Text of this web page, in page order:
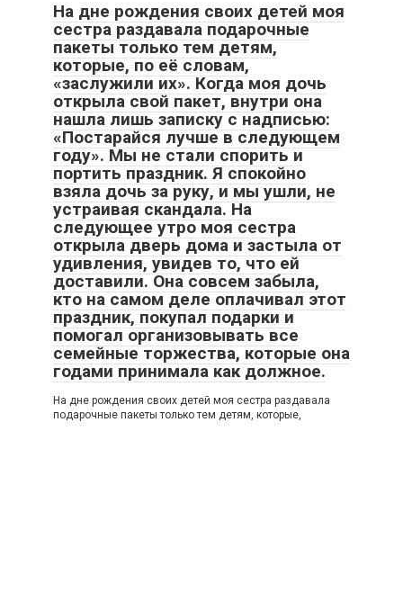
На дне рождения своих детей моя
сестра раздавала подарочные
пакеты только тем детям,
которые, по её словам,
«заслужили их». Когда моя дочь
открыла свой пакет, внутри она
нашла лишь записку с надписью:
«Постарайся лучше в следующем
году». Мы не стали спорить и
портить праздник. Я спокойно
взяла дочь за руку, и мы ушли, не
устраивая скандала. На
следующее утро моя сестра
открыла дверь дома и застыла от
удивления, увидев то, что ей
доставили. Она совсем забыла,
кто на самом деле оплачивал этот
праздник, покупал подарки и
помогал организовывать все
семейные торжества, которые она
годами принимала как должное.
На дне рождения своих детей моя сестра раздавала
подарочные пакеты только тем детям, которые,